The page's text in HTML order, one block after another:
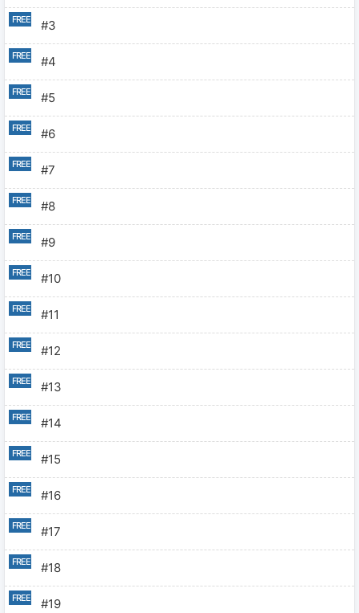
#3
#4
#5
#6
#7
#8
#9
#10
#11
#12
#13
#14
#15
#16
#17
#18
#19